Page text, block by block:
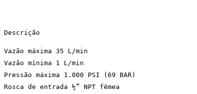
Descrição
Vazão máxima 35 L/min
Vazão mínima 1 L/min
Pressão máxima 1.000 PSI (69 BAR)
Rosca de entrada ½” NPT fêmea